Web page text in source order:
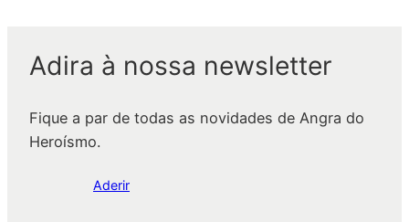
Adira à nossa newsletter
Fique a par de todas as novidades de Angra do
Heroísmo.
Aderir